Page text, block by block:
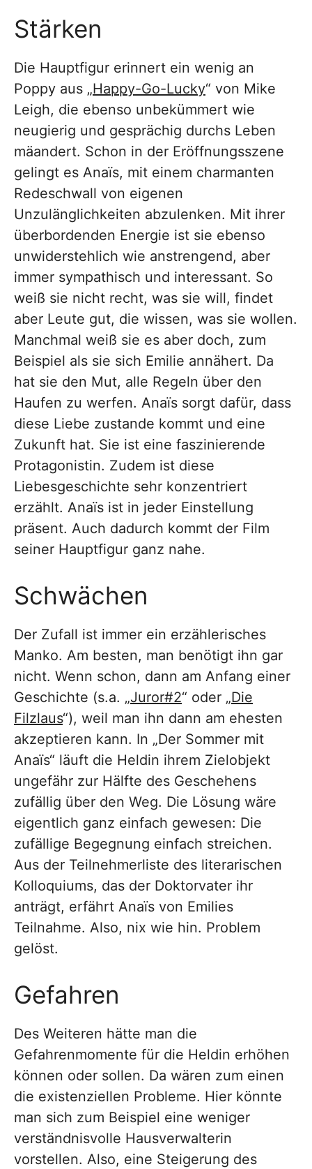
Stärken
Die Hauptfigur erinnert ein wenig an
Poppy aus „Happy-Go-Lucky“ von Mike
Leigh, die ebenso unbekümmert wie
neugierig und gesprächig durchs Leben
mäandert. Schon in der Eröffnungsszene
gelingt es Anaïs, mit einem charmanten
Redeschwall von eigenen
Unzulänglichkeiten abzulenken. Mit ihrer
überbordenden Energie ist sie ebenso
unwiderstehlich wie anstrengend, aber
immer sympathisch und interessant. So
weiß sie nicht recht, was sie will, findet
aber Leute gut, die wissen, was sie wollen.
Manchmal weiß sie es aber doch, zum
Beispiel als sie sich Emilie annähert. Da
hat sie den Mut, alle Regeln über den
Haufen zu werfen. Anaïs sorgt dafür, dass
diese Liebe zustande kommt und eine
Zukunft hat. Sie ist eine faszinierende
Protagonistin. Zudem ist diese
Liebesgeschichte sehr konzentriert
erzählt. Anaïs ist in jeder Einstellung
präsent. Auch dadurch kommt der Film
seiner Hauptfigur ganz nahe.
Schwächen
Der Zufall ist immer ein erzählerisches
Manko. Am besten, man benötigt ihn gar
nicht. Wenn schon, dann am Anfang einer
Geschichte (s.a. „Juror#2“ oder „Die
Filzlaus“), weil man ihn dann am ehesten
akzeptieren kann. In „Der Sommer mit
Anaïs“ läuft die Heldin ihrem Zielobjekt
ungefähr zur Hälfte des Geschehens
zufällig über den Weg. Die Lösung wäre
eigentlich ganz einfach gewesen: Die
zufällige Begegnung einfach streichen.
Aus der Teilnehmerliste des literarischen
Kolloquiums, das der Doktorvater ihr
anträgt, erfährt Anaïs von Emilies
Teilnahme. Also, nix wie hin. Problem
gelöst.
Gefahren
Des Weiteren hätte man die
Gefahrenmomente für die Heldin erhöhen
können oder sollen. Da wären zum einen
die existenziellen Probleme. Hier könnte
man sich zum Beispiel eine weniger
verständnisvolle Hausverwalterin
vorstellen. Also, eine Steigerung des